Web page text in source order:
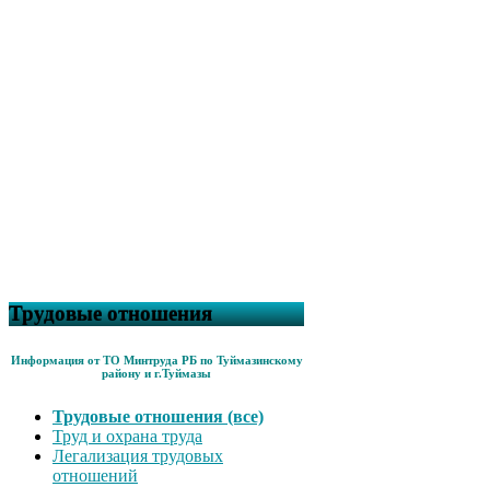
Трудовые отношения
Информация от ТО Минтруда РБ по Туймазинскому
району и г.Туймазы
Трудовые отношения (все)
Труд и охрана труда
Легализация трудовых
отношений